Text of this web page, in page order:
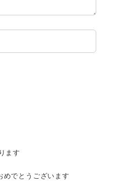
ます
めでとうございます